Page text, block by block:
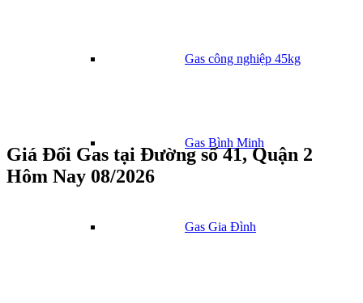
Gas công nghiệp 45kg
Gas Bình Minh
Gas Gia Đình
Giá Đổi Gas tại Đường số 41, Quận 2
Hôm Nay 08/2026